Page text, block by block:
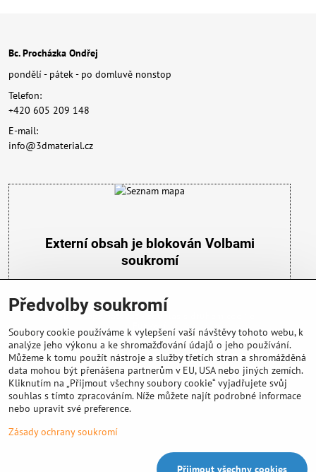
Bc. Procházka Ondřej
pondělí - pátek - po domluvě nonstop
Telefon:
+420 605 209 148
E-mail:
info@3dmaterial.cz
Externí obsah je blokován Volbami
soukromí
Přejete si načíst externí obsah?
Povolit a zapamatovat - souhlas s druhem cookie:
Funkční
Důležité info
Předvolby soukromí
Soubory cookie používáme k vylepšení vaší návštěvy tohoto webu, k
analýze jeho výkonu a ke shromažďování údajů o jeho používání.
Můžeme k tomu použít nástroje a služby třetích stran a shromážděná
data mohou být přenášena partnerům v EU, USA nebo jiných zemích.
Kliknutím na „Přijmout všechny soubory cookie“ vyjadřujete svůj
souhlas s tímto zpracováním. Níže můžete najít podrobné informace
nebo upravit své preference.
Zásady ochrany soukromí
Přijmout všechny cookies